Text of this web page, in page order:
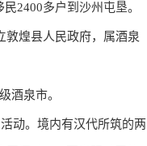
2400多户到沙州屯垦。
敦煌县人民政府，属酒泉
酒泉市。
动。境内有汉代所筑的两